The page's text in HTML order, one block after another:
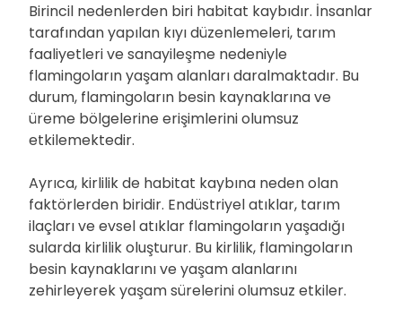
Birincil nedenlerden biri habitat kaybıdır. İnsanlar
tarafından yapılan kıyı düzenlemeleri, tarım
faaliyetleri ve sanayileşme nedeniyle
flamingoların yaşam alanları daralmaktadır. Bu
durum, flamingoların besin kaynaklarına ve
üreme bölgelerine erişimlerini olumsuz
etkilemektedir.
Ayrıca, kirlilik de habitat kaybına neden olan
faktörlerden biridir. Endüstriyel atıklar, tarım
ilaçları ve evsel atıklar flamingoların yaşadığı
sularda kirlilik oluşturur. Bu kirlilik, flamingoların
besin kaynaklarını ve yaşam alanlarını
zehirleyerek yaşam sürelerini olumsuz etkiler.